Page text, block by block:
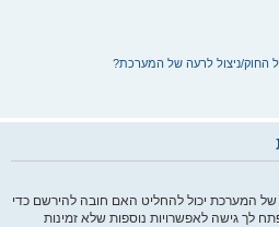
החוק/ניצול לרעה של המערכת?
המערכת יכול להחליט האם חובה להירשם כדי
לך גישה לאפשרויות נוספות שלא זמינות